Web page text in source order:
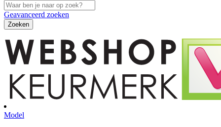
Geavanceerd zoeken
Zoeken
Model